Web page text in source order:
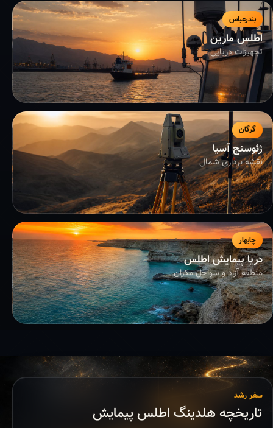
بندرعباس
اطلس مارین
تجهیزات دریایی
گرگان
ژئوسنج آسیا
نقشه برداری شمال
چابهار
دریا پیمایش اطلس
منطقه آزاد و سواحل مکران
سفر رشد
تاریخچه هلدینگ اطلس پیمایش